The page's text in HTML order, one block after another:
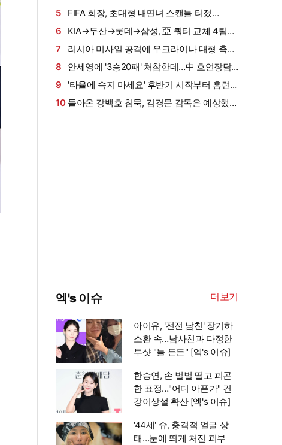
럽 정조준
눈앞' 호주 럭비 MVP, 경기 중 대형 사고→척수
부상으로 수술대
5
FIFA 회장, 초대형 내연녀 스캔들 터졌
다…"UEFA 사무총장 시절, 승진 특혜+MBA 학
비"→"관계 들통나자 거액 퇴직금" (英 텔레그래
프)
6
KIA→두산→롯데→삼성, 亞 쿼터 교체 4팀째
나왔다…남은 일주일, '추가 퇴출자' 나올 가능성
은?
7
러시아 미사일 공격에 우크라이나 대형 축구
장 부숴졌다…경기 하루 전 '지붕 뚫리고 관중석
초토화', 2명 부상
8
안세영에 '3승20패' 처참한데…中 호언장담!
"왕즈이·천위페이는 쌍보험"→15년 만의 세계선
수권 金 노린다
9
'타율에 속지 마세요' 후반기 시작부터 홈런→
홈런→2루타→2루타→홈런→홈런→2루타…김
10 돌아온 강백호 침묵, 김경문 감독은 예상했
엑's 이슈 더보기
아이유, '전전 남친' 장기하
소환 속…남사친과 다정한
투샷 "늘 든든" [엑's 이슈]
한승연, 손 벌벌 떨고 피곤
한 표정…"어디 아픈가" 건
강이상설 확산 [엑's 이슈]
'44세' 슈, 충격적 얼굴 상
태…눈에 띄게 처진 피부